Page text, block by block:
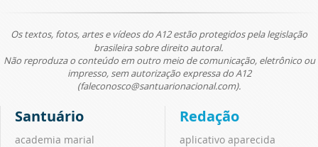
Os textos, fotos, artes e vídeos do A12 estão protegidos pela legislação
brasileira sobre direito autoral.
Não reproduza o conteúdo em outro meio de comunicação, eletrônico ou
impresso, sem autorização expressa do A12
(faleconosco@santuarionacional.com).
Santuário
academia marial
Redação
aplicativo aparecida